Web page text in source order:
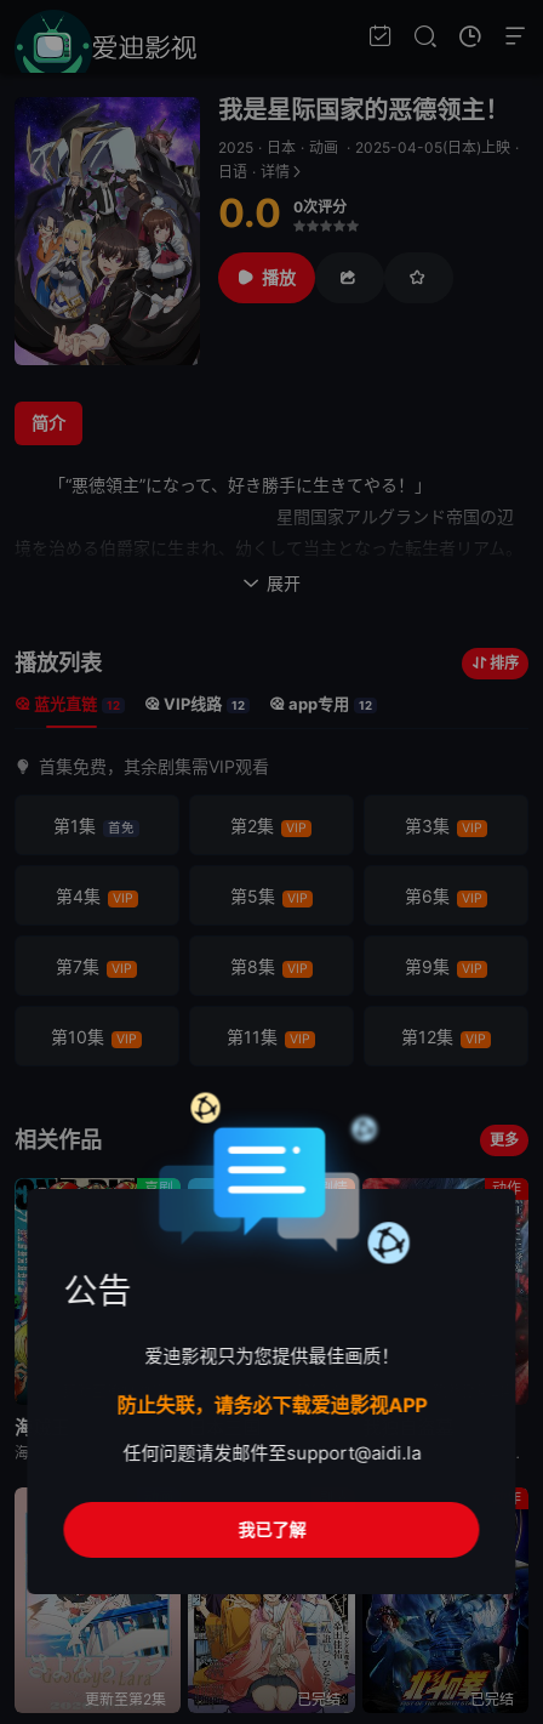
我是星际国家的恶德领主！
2025 · 日本 · 动画 · 2025-04-05(日本)上映 ·
日语 · 详情
0.0 0次评分
很差
较差
还行推荐力荐
播放
简介
「“悪徳領主”になって、好き勝手に生きてやる！」
星間国家アルグランド帝国の辺
境を治める 伯爵家に生まれ、幼くして当主となった転生者リアム。
善良さ故に奪われ続
せっかくのSF世界なのだからロボットにだって乗りたい！
最強の剣術だって習得
ゆくゆくはハーレムを作って、酒池肉林も楽しみた
リアムなりに「悪徳領
度は上がりっぱなし……!?
超銀河スケールでお贈りする勘違い
 展开
播放列表 排序
蓝光直链 12 VIP线路 12 app专用 12
首集免费，其余剧集需VIP观看
第1集 首免 第2集 VIP 第3集 VIP
第4集 VIP 第5集 VIP 第6集 VIP
第7集 VIP 第8集 VIP 第9集 VIP
第10集 VIP 第11集 VIP 第12集 VIP
相关作品 更多
喜剧
更新至第1171集
海贼王
海贼王是日本动漫。传奇海盗哥尔•D•罗杰在临死前曾留下关于其毕生的财富“OnePiece”的消息，由此引得群雄并起，众海盗们为了这笔传说中的巨额财富展开争夺，各种势力、政权不断交替，整个世界进入了动荡混乱的“大海贼
剧情
已完结
日韩动漫《日本三国》又名：日本三國，讲述了：令和末期，日本因全球核战影响走向衰败，大量难民涌入，更严重的病毒、大地震、苛政与饥荒接连发生，引发民众暴动，国家体制崩溃，人口锐减至原来的十分之一以下，文明
动作
日韩动漫《我独自盗墓》又名：盗墓王,盗掘王,Tomb Raider King,トウクツオウ,도굴왕，讲述了：2025年，世界各处惊现古墓，获得墓中“宝物”之人便能获得先人的异能，全世界为获得宝物而疯狂
更新至第2集 已完结
动作
已完结
公告
爱迪影视只为您提供最佳画质！
防止失联，请务必下载爱迪影视APP
任何问题请发邮件至support@aidi.la
我已了解